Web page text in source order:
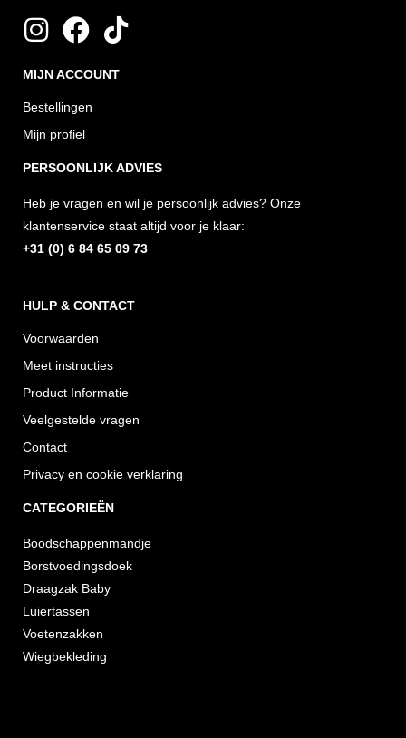
I
s
t
a
g
r
a
m
F
c
e
b
o
k
T
k
k
MIJN ACCOUNT
Bestellingen
Mijn profiel
PERSOONLIJK ADVIES
Heb je vragen en wil je persoonlijk advies? Onze
klantenservice staat altijd voor je klaar:
+31 (0) 6 84 65 09 73
HULP & CONTACT
Voorwaarden
Meet instructies
Product Informatie
Veelgestelde vragen
Contact
Privacy en cookie verklaring
CATEGORIEËN
Boodschappenmandje
Borstvoedingsdoek
Draagzak Baby
Luiertassen
Voetenzakken
Wiegbekleding